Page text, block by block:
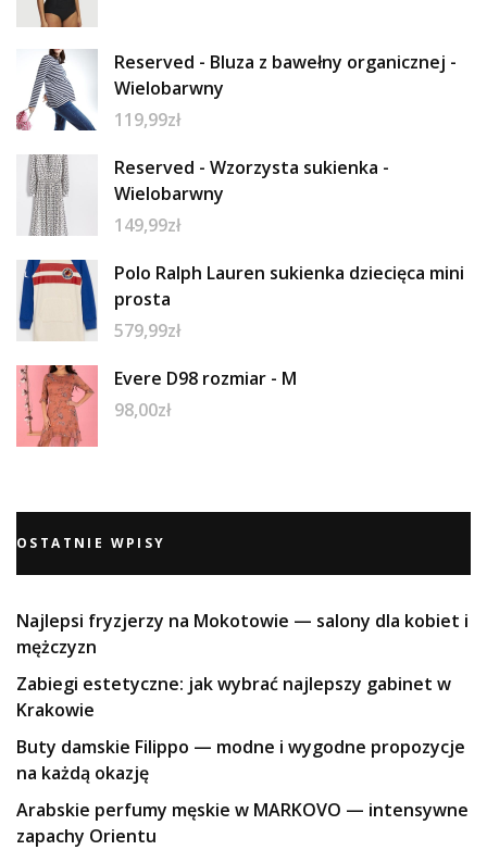
Reserved - Bluza z bawełny organicznej -
Wielobarwny
119,99zł
Reserved - Wzorzysta sukienka -
Wielobarwny
149,99zł
Polo Ralph Lauren sukienka dziecięca mini
prosta
579,99zł
Evere D98 rozmiar - M
98,00zł
OSTATNIE WPISY
Najlepsi fryzjerzy na Mokotowie — salony dla kobiet i
mężczyzn
Zabiegi estetyczne: jak wybrać najlepszy gabinet w
Krakowie
Buty damskie Filippo — modne i wygodne propozycje
na każdą okazję
Arabskie perfumy męskie w MARKOVO — intensywne
zapachy Orientu